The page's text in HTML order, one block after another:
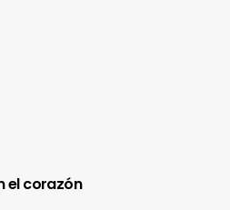
el corazón